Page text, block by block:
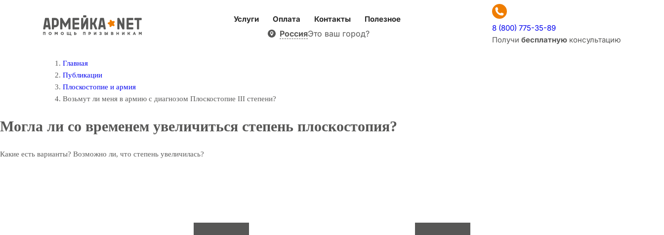
Услуги Оплата Контакты Полезное
РоссияЭто ваш город?
8 (800) 775-35-89
Получи бесплатную консультацию
Главная
Публикации
Плоскостопие и армия
Возьмут ли меня в армию с диагнозом Плоскостопие III степени?
Могла ли со временем увеличиться степень плоскостопия?
Какие есть варианты? Возможно ли, что степень увеличилась?